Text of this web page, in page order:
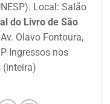
Local: Salão
do Livro de São
Av. Olavo Fontoura,
Ingressos nos
(inteira)